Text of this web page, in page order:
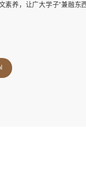
素养，让广大学子“兼融东